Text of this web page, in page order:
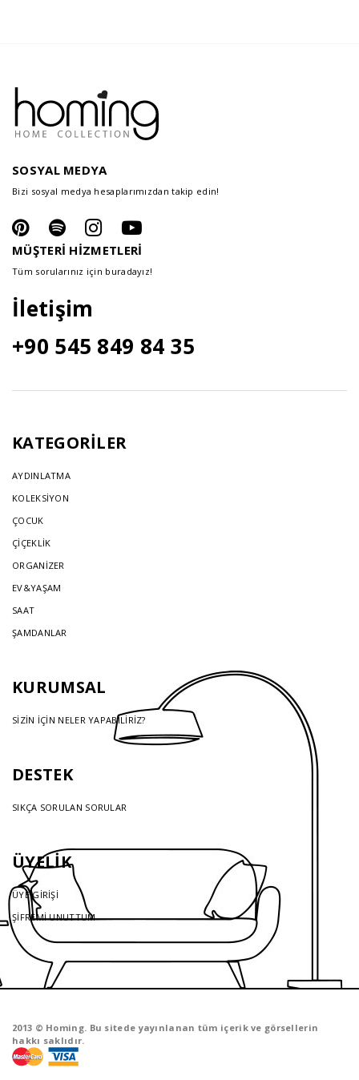
SOSYAL MEDYA
Bizi sosyal medya hesaplarımızdan takip edin!
MÜŞTERİ HİZMETLERİ
Tüm sorularınız için buradayız!
İletişim
+90 545 849 84 35
KATEGORİLER
AYDINLATMA
KOLEKSİYON
ÇOCUK
ÇİÇEKLİK
ORGANİZER
EV&YAŞAM
SAAT
ŞAMDANLAR
KURUMSAL
SİZİN İÇİN NELER YAPABİLİRİZ?
DESTEK
SIKÇA SORULAN SORULAR
ÜYELİK
ÜYE GİRİŞİ
ŞİFREMİ UNUTTUM
2013 © Homing. Bu sitede yayınlanan tüm içerik ve görsellerin
hakkı saklıdır.